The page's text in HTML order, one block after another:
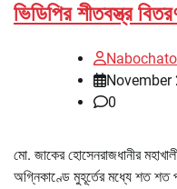
ভিডিপির শীতবস্ত্র
November
0
মো. জাকের হোসেনরাজধানীর
অগ্নিকাণ্ডে মুহূর্তের মধ্যে শত শত